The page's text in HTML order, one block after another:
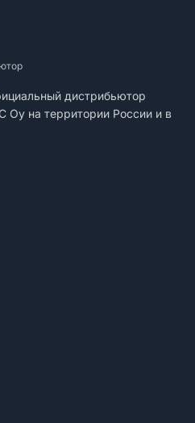
дистрибьютор
Oy на территории России и в